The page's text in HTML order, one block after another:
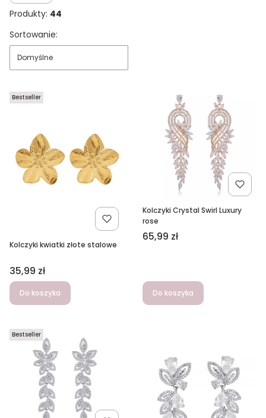
Produkty: 44
Lista produktów
Sortowanie:
Domyślne
Bestseller
Kolczyki kwiatki złote stalowe
Cena
35,99 zł
Do koszyka
Kolczyki Crystal Swirl Luxury
rose
Cena
65,99 zł
Do koszyka
Bestseller